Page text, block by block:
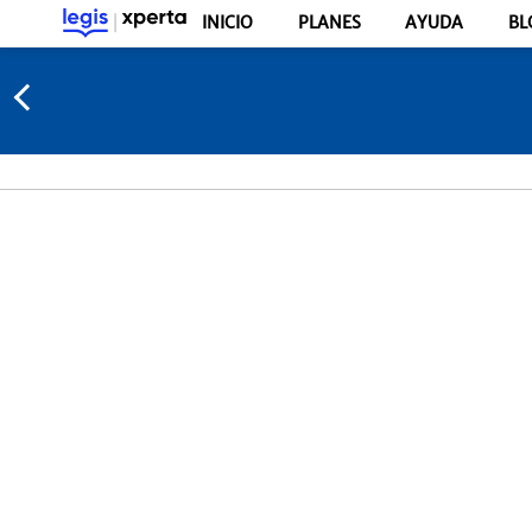
INICIO PLANES AYUDA